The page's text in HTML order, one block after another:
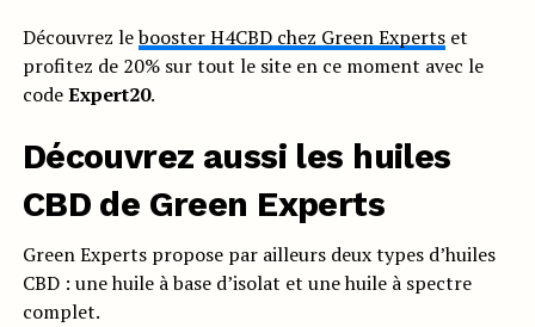
Découvrez lebooster H4CBD chez Green Expertset
profitez de 20% sur tout le site en ce moment avec le
codeExpert20.
Découvrez aussi les huiles
CBD de Green Experts
Green Experts propose par ailleurs deux types d’huiles
CBD : une huile à base d’isolat et une huile à spectre
complet.